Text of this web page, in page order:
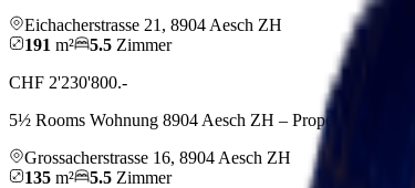
Eichacherstrasse 21 , 8904 Aesch ZH
191 m² 5.5 Zimmer
CHF 2'230'800.-
5½ Rooms Wohnung 8904 Aesch ZH – Property Market
Grossacherstrasse 16, 8904 Aesch ZH
135 m² 5.5 Zimmer